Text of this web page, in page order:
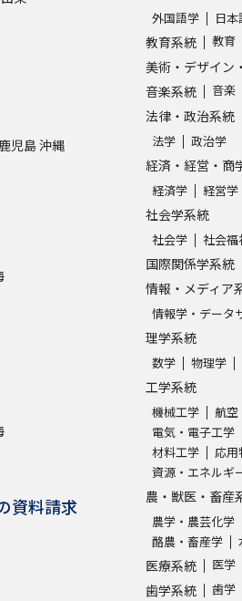
児島沖縄
資料請求
外国語学 日
教育系統 教育
美術・デザイン
音楽系統 音楽
法律・政治系統
法学 政治学
経済・経営・商
経済学 経営
社会学系統
社会学 社会福
国際関係学系統
情報・メディア
情報学・データ
理学系統
数学 物理学
工学系統
機械工学 航空
電気・電子工学
材料工学
応用
資源・エネルギ
農・獣医・畜産
農学・農芸化学
酪農・畜産学
医療系統 医学
歯学系統 歯学